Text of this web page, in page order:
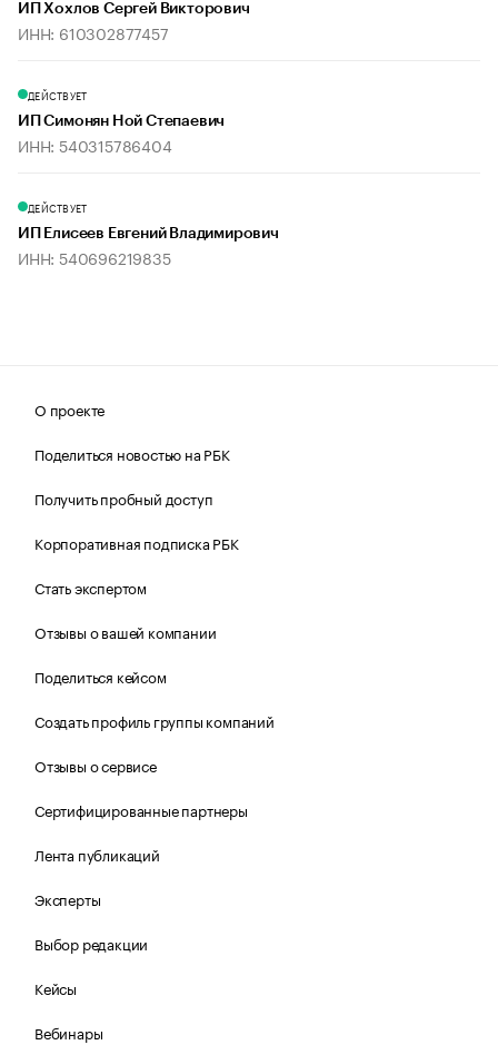
ИП Хохлов Сергей Викторович
ИНН: 610302877457
ДЕЙСТВУЕТ
ИП Симонян Ной Степаевич
ИНН: 540315786404
ДЕЙСТВУЕТ
ИП Елисеев Евгений Владимирович
ИНН: 540696219835
О проекте
Поделиться новостью на РБК
Получить пробный доступ
Корпоративная подписка РБК
Стать экспертом
Отзывы о вашей компании
Поделиться кейсом
Создать профиль группы компаний
Отзывы о сервисе
Сертифицированные партнеры
Лента публикаций
Эксперты
Выбор редакции
Кейсы
Вебинары